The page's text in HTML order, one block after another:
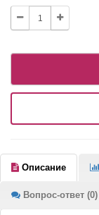
Описание
Вопрос-ответ (0)